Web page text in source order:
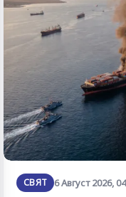
СВЯТ 6 Август 2026,